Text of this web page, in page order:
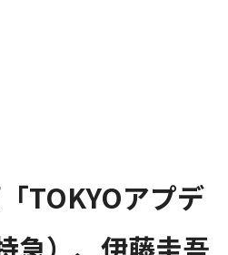
TOKYOアプデ